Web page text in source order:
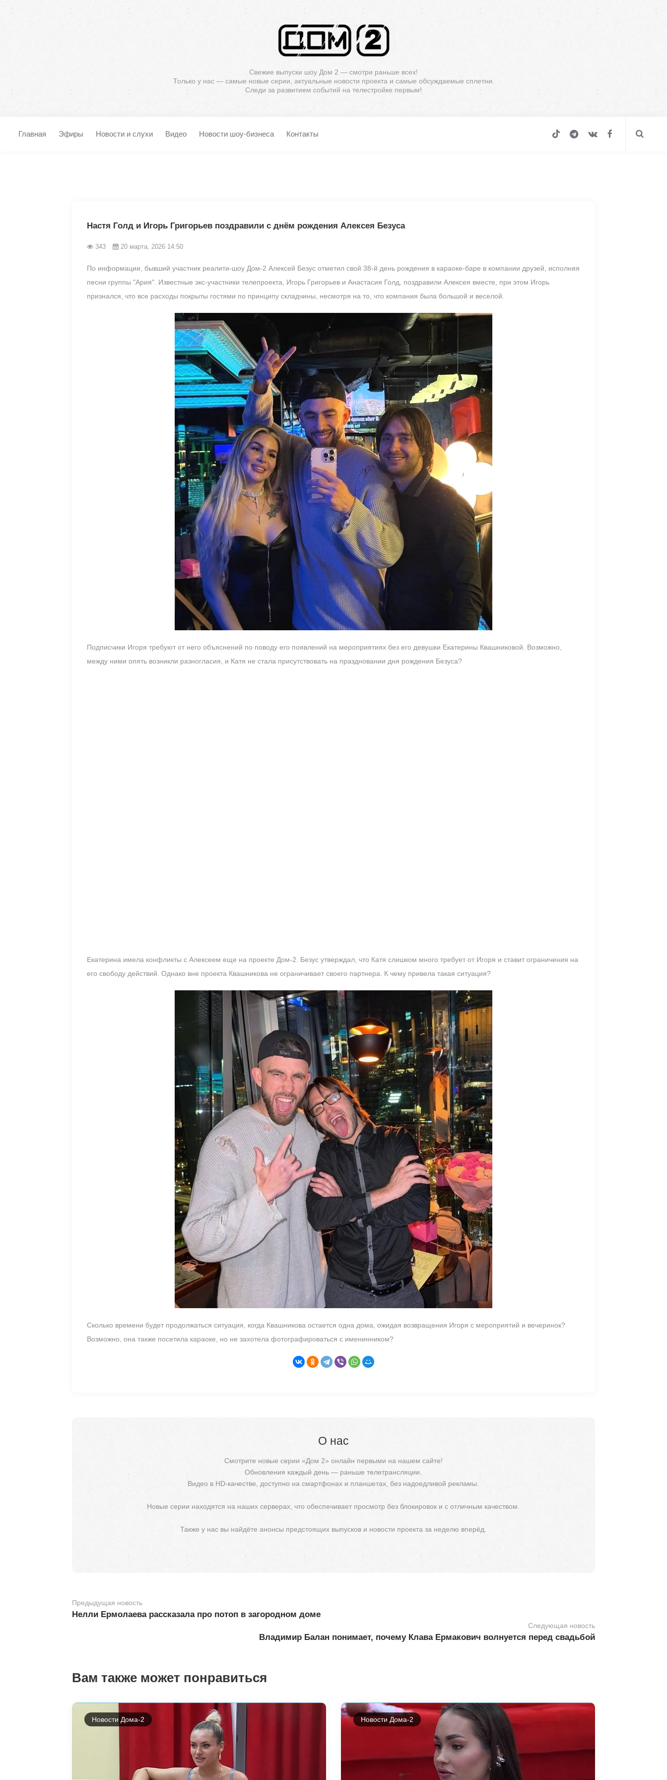
Свежие выпуски шоу Дом 2 — смотри раньше всех!
Только у нас — самые новые серии, актуальные новости проекта и самые обсуждаемые сплетни.
Следи за развитием событий на телестройке первым!
Главная Эфиры Новости и слухи Видео Новости шоу-бизнеса Контакты
Настя Голд и Игорь Григорьев поздравили с днём рождения Алексея Безуса
343 20 марта, 2026 14:50
По информации, бывший участник реалити-шоу Дом-2 Алексей Безус отметил свой 38-й день рождения в караоке-баре в компании друзей, исполняя
песни группы "Ария". Известные экс-участники телепроекта, Игорь Григорьев и Анастасия Голд, поздравили Алексея вместе, при этом Игорь
признался, что все расходы покрыты гостями по принципу складчины, несмотря на то, что компания была большой и веселой.
Подписчики Игоря требуют от него объяснений по поводу его появлений на мероприятиях без его девушки Екатерины Квашниковой. Возможно,
между ними опять возникли разногласия, и Катя не стала присутствовать на праздновании дня рождения Безуса?
Екатерина имела конфликты с Алексеем еще на проекте Дом-2. Безус утверждал, что Катя слишком много требует от Игоря и ставит ограничения на
его свободу действий. Однако вне проекта Квашникова не ограничивает своего партнера. К чему привела такая ситуация?
Сколько времени будет продолжаться ситуация, когда Квашникова остается одна дома, ожидая возвращения Игоря с мероприятий и вечеринок?
Возможно, она также посетила караоке, но не захотела фотографироваться с именинником?
О нас
Смотрите новые серии «Дом 2» онлайн первыми на нашем сайте!
Обновления каждый день — раньше телетрансляции.
Видео в HD-качестве, доступно на смартфонах и планшетах, без надоедливой рекламы.
Новые серии находятся на наших серверах, что обеспечивает просмотр без блокировок и с отличным качеством.
Также у нас вы найдёте анонсы предстоящих выпусков и новости проекта за неделю вперёд.
Предыдущая новость
Нелли Ермолаева рассказала про потоп в загородном доме
Следующая новость
Владимир Балан понимает, почему Клава Ермакович волнуется перед свадьбой
Вам также может понравиться
Новости Дома-2 Новости Дома-2